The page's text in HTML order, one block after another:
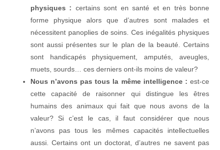
physiques : certains sont en santé et en très bonne
forme physique alors que d’autres sont malades et
nécessitent panoplies de soins. Ces inégalités physiques
sont aussi présentes sur le plan de la beauté. Certains
sont handicapés physiquement, amputés, aveugles,
muets, sourds… ces derniers ont-ils moins de valeur?
Nous n’avons pas tous la même intelligence : est-ce
cette capacité de raisonner qui distingue les êtres
humains des animaux qui fait que nous avons de la
valeur? Si c’est le cas, il faut considérer que nous
n’avons pas tous les mêmes capacités intellectuelles
aussi. Certains ont un doctorat, d’autres ne savent pas